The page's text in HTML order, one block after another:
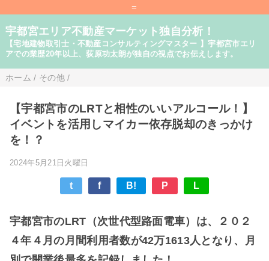
=
宇都宮エリア不動産マーケット独自分析！
【宅地建物取引士・不動産コンサルティングマスター 】宇都宮市エリ
アでの業歴20年以上、荻原功太朗が独自の視点でお伝えします。
ホーム / その他/
【宇都宮市のLRTと相性のいいアルコール！】
イベントを活用しマイカー依存脱却のきっかけ
を！？
2024年5月21日火曜日
t f B! P L
宇都宮市のLRT（次世代型路面電車）は、２０２
４年４月の月間利用者数が42万1613人となり、月